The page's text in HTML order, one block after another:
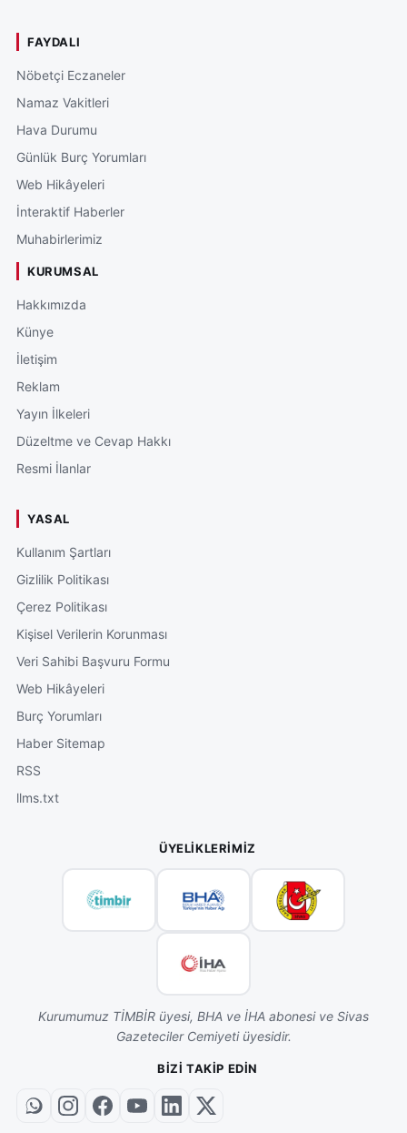
FAYDALI
Nöbetçi Eczaneler
Namaz Vakitleri
Hava Durumu
Günlük Burç Yorumları
Web Hikâyeleri
İnteraktif Haberler
Muhabirlerimiz
KURUMSAL
Hakkımızda
Künye
İletişim
Reklam
Yayın İlkeleri
Düzeltme ve Cevap Hakkı
Resmi İlanlar
YASAL
Kullanım Şartları
Gizlilik Politikası
Çerez Politikası
Kişisel Verilerin Korunması
Veri Sahibi Başvuru Formu
Web Hikâyeleri
Burç Yorumları
Haber Sitemap
RSS
llms.txt
ÜYELIKLERIMIZ
Kurumumuz TİMBİR üyesi, BHA ve İHA abonesi ve Sivas
Gazeteciler Cemiyeti üyesidir.
BIZI TAKIP EDIN